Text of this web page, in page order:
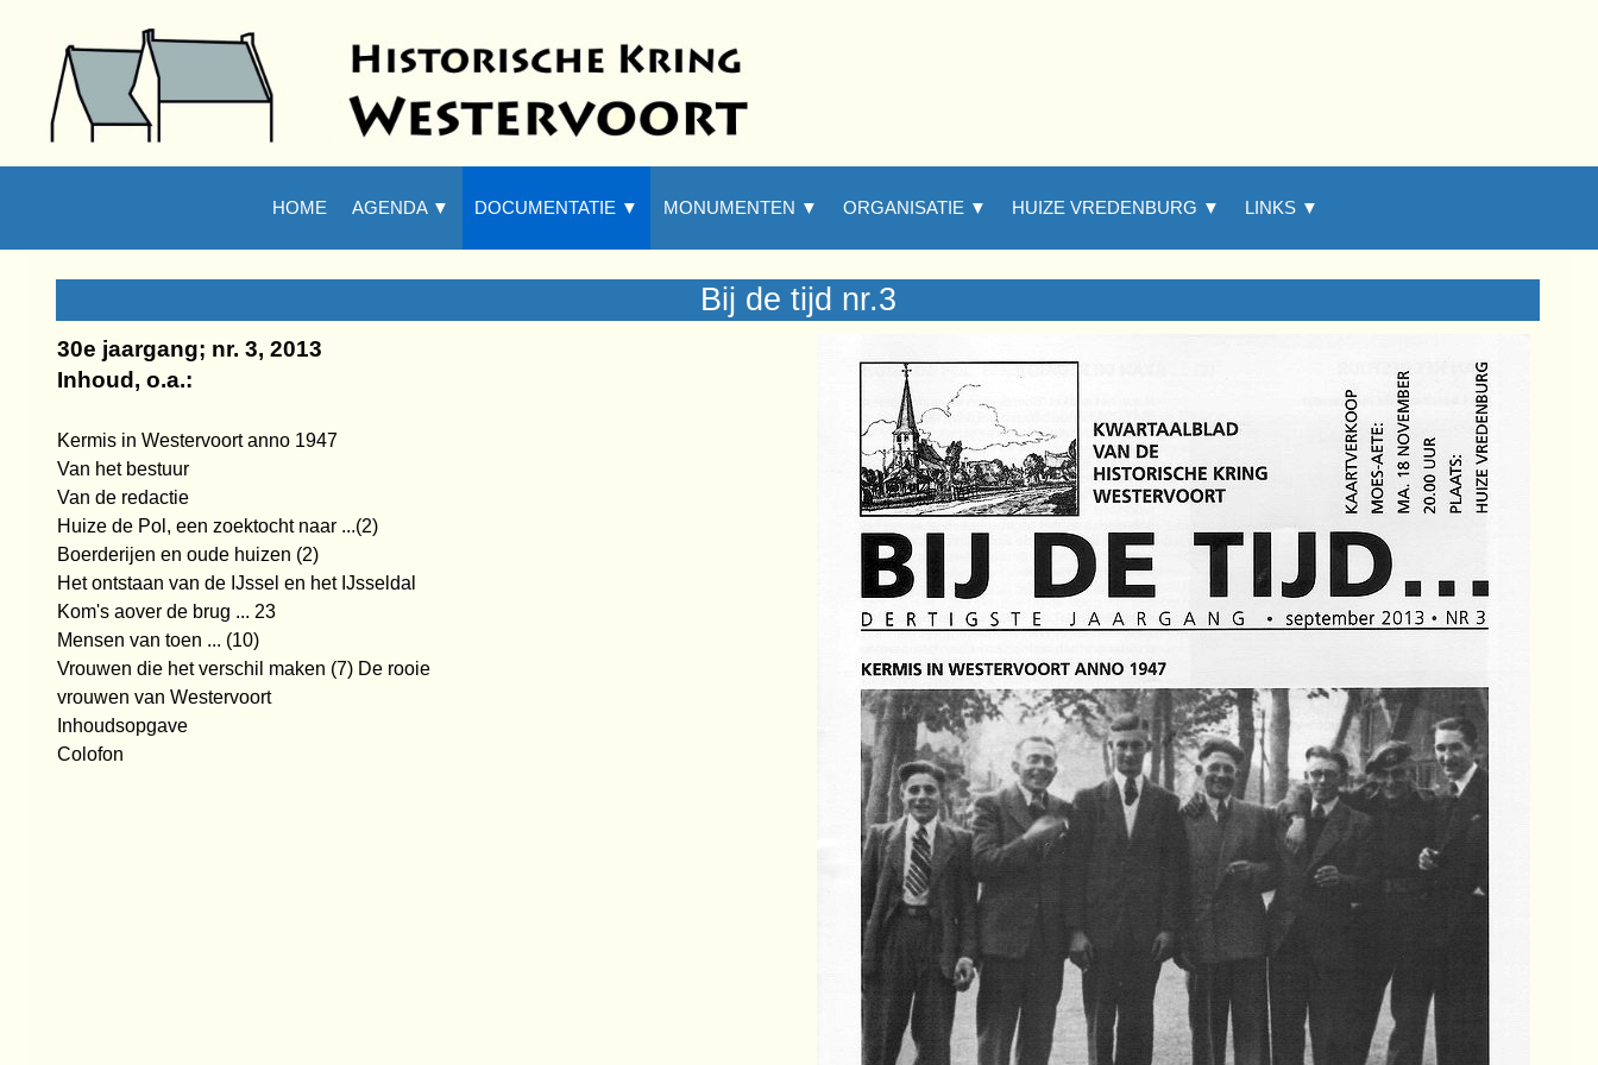
HOME AGENDA ▼ ▼
DOCUMENTATIE ▼ ▼
MONUMENTEN ▼ ▼
ORGANISATIE ▼ ▼
HUIZE VREDENBURG ▼ LINKS ▼
Bij de tijd nr.3
30e jaargang; nr. 3, 2013
Inhoud, o.a.:
Kermis in Westervoort anno 1947
Van het bestuur
Van de redactie
Huize de Pol, een zoektocht naar ...(2)
Boerderijen en oude huizen (2)
Het ontstaan van de IJssel en het IJsseldal
Kom's aover de brug ... 23
Mensen van toen ... (10)
Vrouwen die het verschil maken (7) De rooie
vrouwen van Westervoort
Inhoudsopgave
Colofon